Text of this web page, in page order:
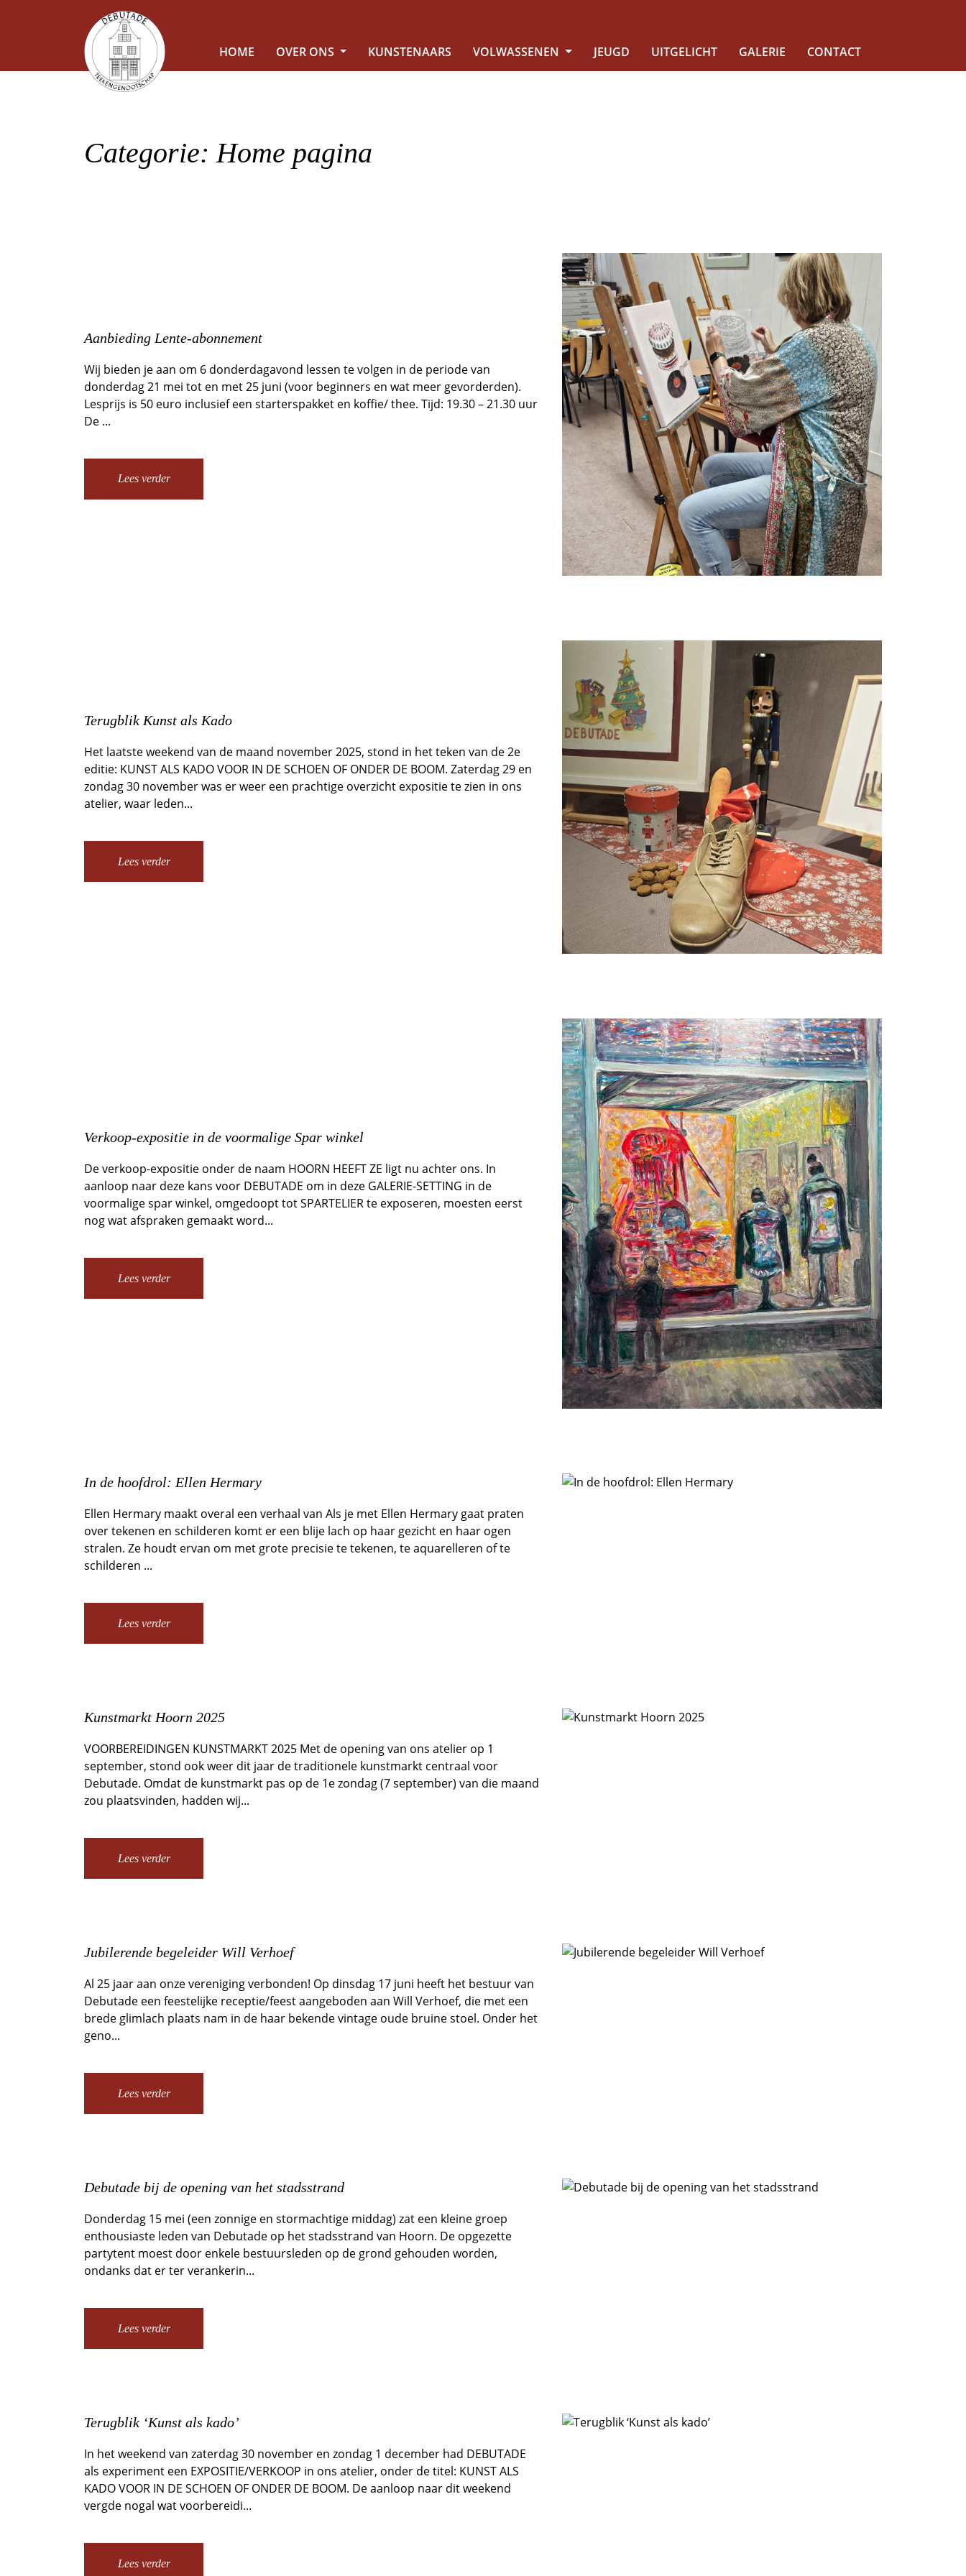
HOME OVER ONS KUNSTENAARS VOLWASSENEN JEUGD UITGELICHT GALERIE CONTACT
Categorie:Home pagina
Aanbieding Lente-abonnement
Wij bieden je aan om 6 donderdagavond lessen te volgen in de periode van
donderdag 21 mei tot en met 25 juni (voor beginners en wat meer gevorderden).
Lesprijs is 50 euro inclusief een starterspakket en koffie/ thee. Tijd: 19.30 – 21.30 uur
De ...
Lees verder
Terugblik Kunst als Kado
Het laatste weekend van de maand november 2025, stond in het teken van de 2e
editie: KUNST ALS KADO VOOR IN DE SCHOEN OF ONDER DE BOOM. Zaterdag 29 en
zondag 30 november was er weer een prachtige overzicht expositie te zien in ons
atelier, waar leden...
Lees verder
Verkoop-expositie in de voormalige Spar winkel
De verkoop-expositie onder de naam HOORN HEEFT ZE ligt nu achter ons. In
aanloop naar deze kans voor DEBUTADE om in deze GALERIE-SETTING in de
voormalige spar winkel, omgedoopt tot SPARTELIER te exposeren, moesten eerst
nog wat afspraken gemaakt word...
Lees verder
In de hoofdrol: Ellen Hermary
Ellen Hermary maakt overal een verhaal van Als je met Ellen Hermary gaat praten
over tekenen en schilderen komt er een blije lach op haar gezicht en haar ogen
stralen. Ze houdt ervan om met grote precisie te tekenen, te aquarelleren of te
schilderen ...
Lees verder
Kunstmarkt Hoorn 2025
VOORBEREIDINGEN KUNSTMARKT 2025 Met de opening van ons atelier op 1
september, stond ook weer dit jaar de traditionele kunstmarkt centraal voor
Debutade. Omdat de kunstmarkt pas op de 1e zondag (7 september) van die maand
zou plaatsvinden, hadden wij...
Lees verder
Jubilerende begeleider Will Verhoef
Al 25 jaar aan onze vereniging verbonden! Op dinsdag 17 juni heeft het bestuur van
Debutade een feestelijke receptie/feest aangeboden aan Will Verhoef, die met een
brede glimlach plaats nam in de haar bekende vintage oude bruine stoel. Onder het
geno...
Lees verder
Debutade bij de opening van het stadsstrand
Donderdag 15 mei (een zonnige en stormachtige middag) zat een kleine groep
enthousiaste leden van Debutade op het stadsstrand van Hoorn. De opgezette
partytent moest door enkele bestuursleden op de grond gehouden worden,
ondanks dat er ter verankerin...
Lees verder
Terugblik ‘Kunst als kado’
In het weekend van zaterdag 30 november en zondag 1 december had DEBUTADE
als experiment een EXPOSITIE/VERKOOP in ons atelier, onder de titel: KUNST ALS
KADO VOOR IN DE SCHOEN OF ONDER DE BOOM. De aanloop naar dit weekend
vergde nogal wat voorbereidi...
Lees verder